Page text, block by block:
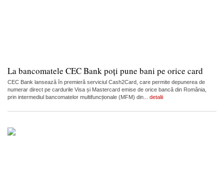
La bancomatele CEC Bank poți pune bani pe orice card
CEC Bank lansează în premieră serviciul Cash2Card, care permite depunerea de
numerar direct pe cardurile Visa și Mastercard emise de orice bancă din România,
prin intermediul bancomatelor multifuncționale (MFM) din... detalii